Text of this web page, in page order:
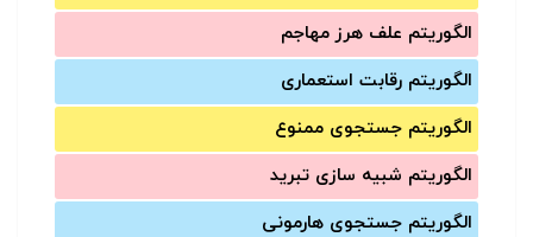
الگوریتم علف هرز مهاجم
الگوریتم رقابت استعماری
الگوریتم جستجوی ممنوع
الگوریتم شبیه سازی تبرید
الگوریتم جستجوی هارمونی